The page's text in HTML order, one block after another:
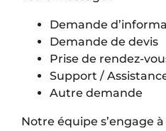
Demande
Demande de devis
Prise de rendez-
Support /
Autre demande
Notre équipe s’engage